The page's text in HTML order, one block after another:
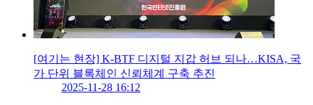
[여기는 현장] K-BTF 디지털 지갑 허브 되나…KISA, 국
가 단위 블록체인 신뢰체계 구축 추진
2025-11-28 16:12